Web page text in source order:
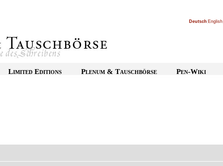
Deutsch English
Limited Editions Plenum & Tauschbörse Pen-Wiki